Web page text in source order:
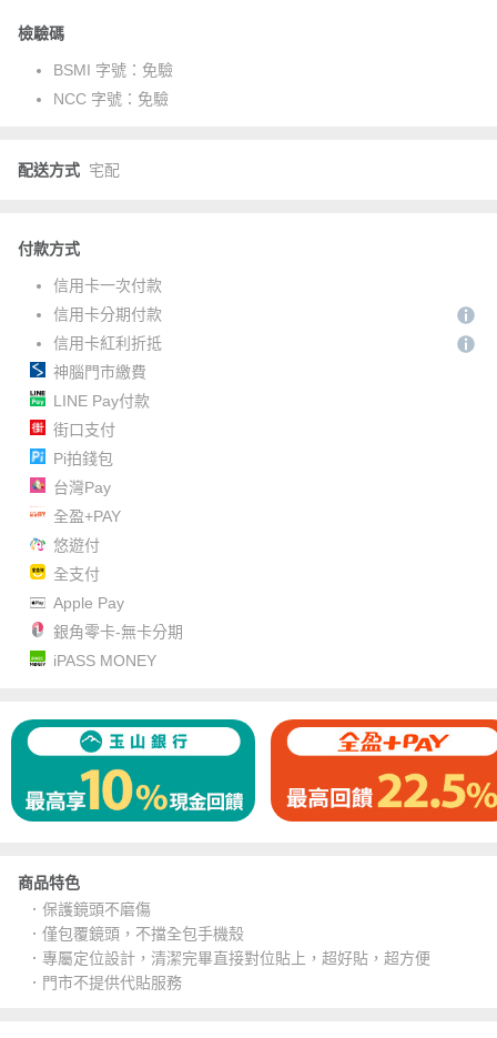
檢驗碼
BSMI 字號： 免驗
NCC 字號： 免驗
配送方式 宅配
付款方式
信用卡一次付款
信用卡分期付款
信用卡紅利折抵
神腦門市繳費
LINE Pay付款
街口支付
Pi拍錢包
台灣Pay
全盈+PAY
悠遊付
全支付
Apple Pay
銀角零卡-無卡分期
iPASS MONEY
商品特色
．保護鏡頭不磨傷
．僅包覆鏡頭，不擋全包手機殼
．專屬定位設計，清潔完畢直接對位貼上，超好貼，超方便
．門市不提供代貼服務